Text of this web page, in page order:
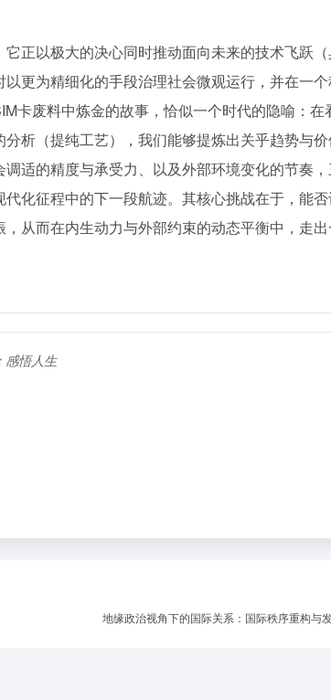
正以极大的决心同时推动面向未来的技术飞跃
更为精细化的手段治理社会微观运行，并在一个
卡废料中炼金的故事，恰似一个时代的隐喻：在
析（提纯工艺），我们能够提炼出关乎趋势与
适的精度与承受力、以及外部环境变化的节奏
化征程中的下一段航迹。其核心挑战在于，能
从而在内生动力与外部约束的动态平衡中，走
感悟人生
地缘政治视角下的国际关系：国际秩序重构与